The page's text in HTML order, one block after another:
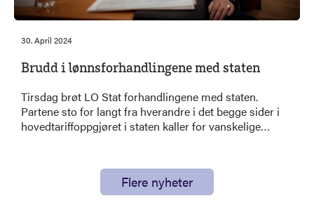
30. April 2024
Brudd i lønnsforhandlingene med staten
Tirsdag brøt LO Stat forhandlingene med staten.
Partene sto for langt fra hverandre i det begge sider i
hovedtariffoppgjøret i staten kaller for vanskelige
Flere nyheter